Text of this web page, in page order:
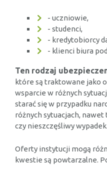
- uczniowie,
- studenci,
- kredytobiorcy
- klienci biura
Ten rodzaj
które są traktowane jako
wsparcie w różnych
starać się w przypadku
różnych sytuacjach,
czy nieszczęśliwy wypadek.
Oferty instytucji mogą
kwestie są powtarzalne.